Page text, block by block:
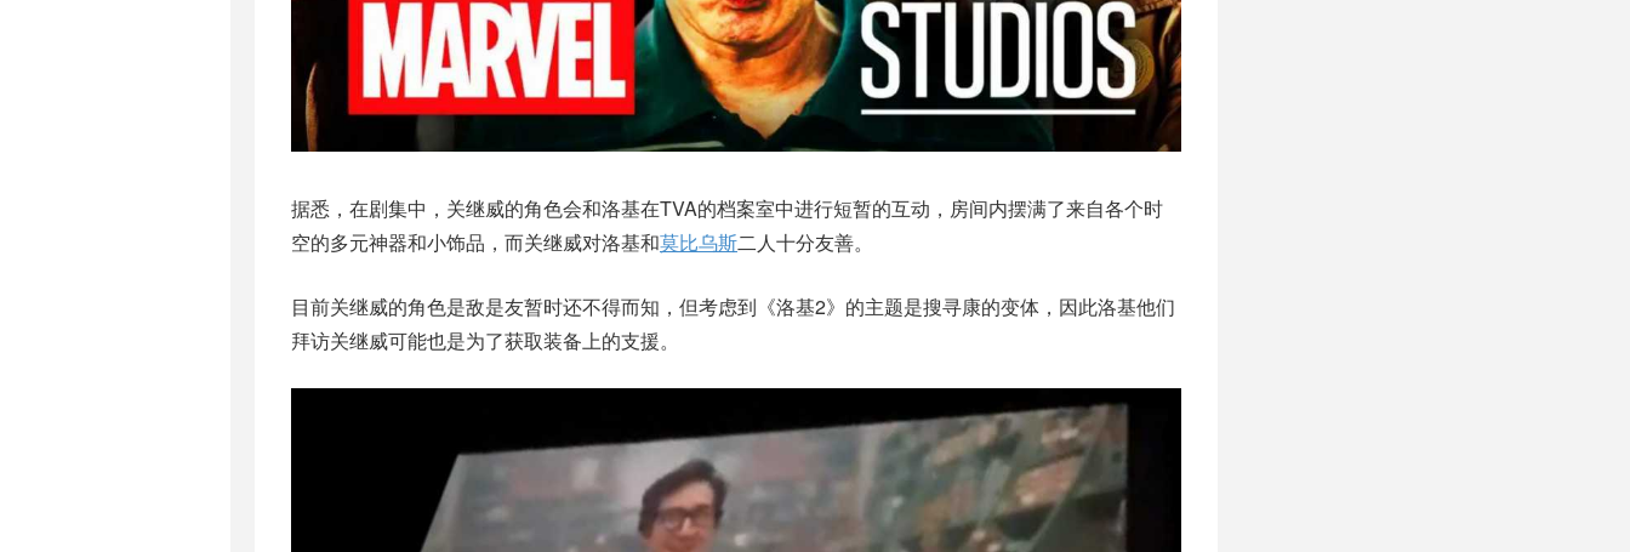
据悉，在剧集中，关继威的角色会和洛基在TVA的档案室中进行短暂的互动，房间内摆满了来自各个时
空的多元神器和小饰品，而关继威对洛基和莫比乌斯二人十分友善。
目前关继威的角色是敌是友暂时还不得而知，但考虑到《洛基2》的主题是搜寻康的变体，因此洛基他们
拜访关继威可能也是为了获取装备上的支援。